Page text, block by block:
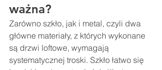
ważna?
Zarówno szkło, jak i metal, czyli dwa
główne materiały, z których wykonane
są drzwi loftowe, wymagają
systematycznej troski. Szkło łatwo się